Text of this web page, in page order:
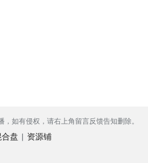
如有侵权，请右上角留言反馈告知删除。
盘 | 资源铺